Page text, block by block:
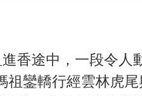
香途中，一段令人
鑾轎行經雲林虎